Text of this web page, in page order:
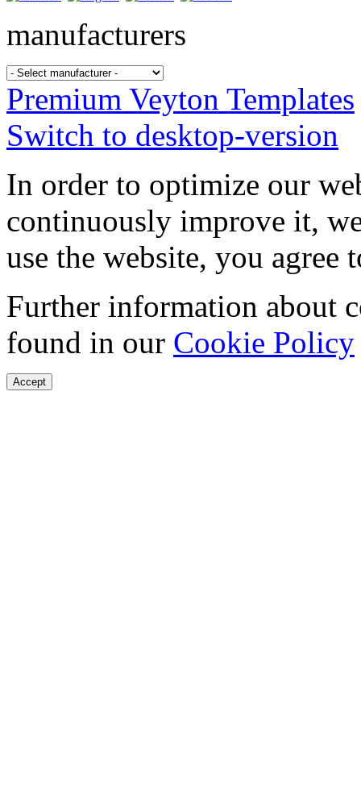
manufacturers
Premium Veyton Templates
Switch to desktop-version
In order to optimize our
continuously improve it,
use the website, you agree
Further information about
found in our Cookie Policy
Accept